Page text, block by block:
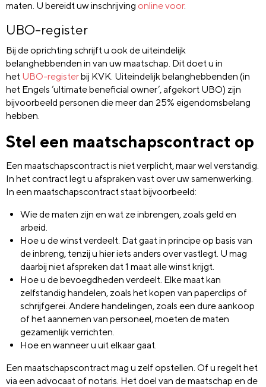
maten. U bereidt uw inschrijving online voor.
UBO-register
Bij de oprichting schrijft u ook de uiteindelijk
belanghebbenden in van uw maatschap. Dit doet u in
het UBO-registerbij KVK. Uiteindelijk belanghebbenden (in
het Engels ‘ultimate beneficial owner’, afgekort UBO) zijn
bijvoorbeeld personen die meer dan 25% eigendomsbelang
hebben.
Stel een maatschapscontract op
Een maatschapscontract is niet verplicht, maar wel verstandig.
In het contract legt u afspraken vast over uw samenwerking.
In een maatschapscontract staat bijvoorbeeld:
Wie de maten zijn en wat ze inbrengen, zoals geld en
arbeid.
Hoe u de winst verdeelt. Dat gaat in principe op basis van
de inbreng, tenzij u hier iets anders over vastlegt. U mag
daarbij niet afspreken dat 1 maat alle winst krijgt.
Hoe u de bevoegdheden verdeelt. Elke maat kan
zelfstandig handelen, zoals het kopen van paperclips of
schrijfgerei. Andere handelingen, zoals een dure aankoop
of het aannemen van personeel, moeten de maten
gezamenlijk verrichten.
Hoe en wanneer u uit elkaar gaat.
Een maatschapscontract mag u zelf opstellen. Of u regelt het
via een advocaat of notaris. Het doel van de maatschap en de